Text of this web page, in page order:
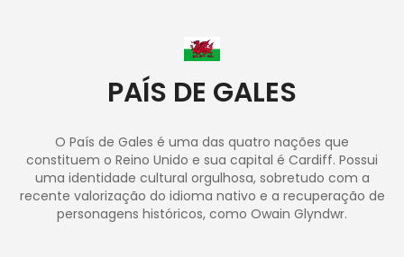
PAÍS DE GALES
O País de Gales é uma das quatro nações que
constituem o Reino Unido e sua capital é Cardiff. Possui
uma identidade cultural orgulhosa, sobretudo com a
recente valorização do idioma nativo e a recuperação de
personagens históricos, como Owain Glyndwr.